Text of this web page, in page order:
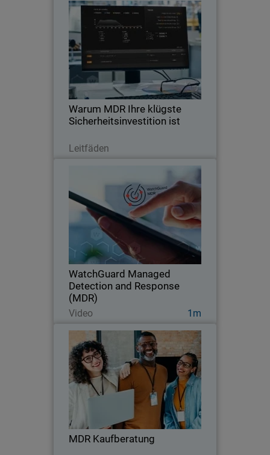
Thumbnail
Warum MDR Ihre klügste
Sicherheitsinvestition ist
Leitfäden
Warum MDR Ihre klügste
Sicherheitsinvestition ist
Body
MDR bietet rund um die Uhr Sicherheit
und nimmt Ihnen die Abwehr von
Bedrohungen ab.
WatchGuard Managed
Detection and Response
(MDR)
Video 1m
WatchGuard Managed Detection
and Response (MDR)
Entdecken Sie, wie WatchGuard MDR
jedem Unternehmen kontinuierlichen
Schutz bietet. Sicherheit, die niemals
schläft.
Thumbnail
MDR Kaufberatung
MDR Kaufberatung
Body
Erfahren Sie, worauf Sie bei
Managed Detection and Response
achten sollten. Vergleichen Sie die
Anbieter, die Geschwindigkeit, die
Abdeckung und die Ergebnisse. Finden